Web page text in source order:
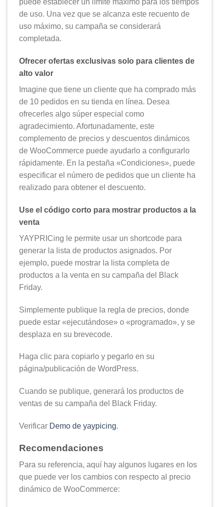
puede establecer un límite máximo para los tiempos
de uso. Una vez que se alcanza este recuento de
uso máximo, su campaña se considerará
completada.
Ofrecer ofertas exclusivas solo para clientes de
alto valor
Imagine que tiene un cliente que ha comprado más
de 10 pedidos en su tienda en línea. Desea
ofrecerles algo súper especial como
agradecimiento. Afortunadamente, este
complemento de precios y descuentos dinámicos
de WooCommerce puede ayudarlo a configurarlo
rápidamente. En la pestaña «Condiciones», puede
especificar el número de pedidos que un cliente ha
realizado para obtener el descuento.
Use el código corto para mostrar productos a la
venta
YAYPRICing le permite usar un shortcode para
generar la lista de productos asignados. Por
ejemplo, puede mostrar la lista completa de
productos a la venta en su campaña del Black
Friday.
Simplemente publique la regla de precios, donde
puede estar «ejecutándose» o «programado», y se
desplaza en su brevecode.
Haga clic para copiarlo y pegarlo en su
página/publicación de WordPress.
Cuando se publique, generará los productos de
ventas de su campaña del Black Friday.
Verificar Demo de yaypicing.
Recomendaciones
Para su referencia, aquí hay algunos lugares en los
que puede ver los cambios con respecto al precio
dinámico de WooCommerce: